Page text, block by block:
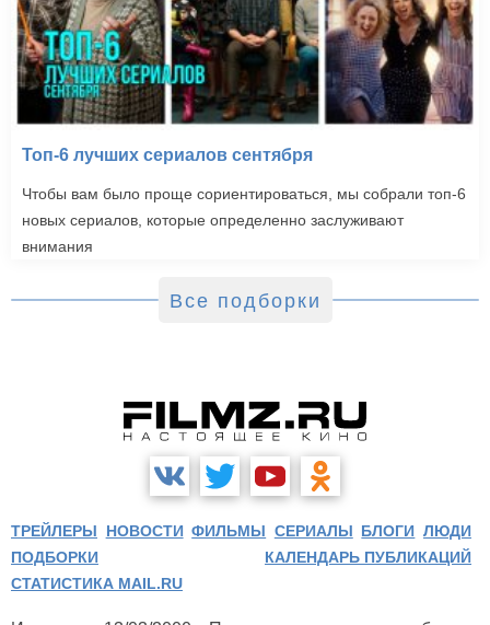
Топ-6 лучших сериалов сентября
Чтобы вам было проще сориентироваться, мы собрали топ-6
новых сериалов, которые определенно заслуживают
внимания
Все подборки
ТРЕЙЛЕРЫ НОВОСТИ ФИЛЬМЫ СЕРИАЛЫ БЛОГИ ЛЮДИ
ПОДБОРКИ
КАЛЕНДАРЬ ПУБЛИКАЦИЙ
СТАТИСТИКА MAIL.RU